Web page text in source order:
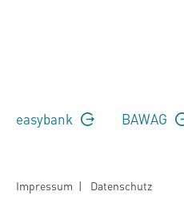
easybank BAWAG
Impressum | Datenschutz